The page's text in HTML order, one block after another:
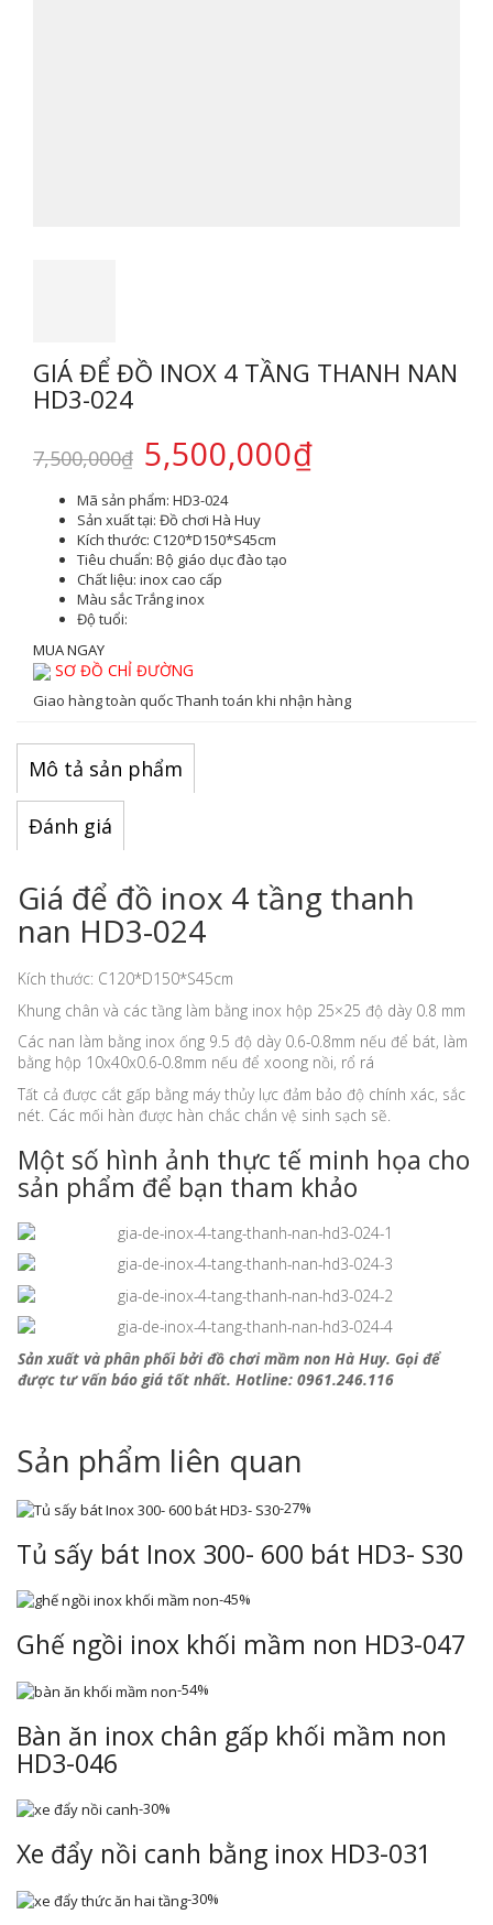
GIÁ ĐỂ ĐỒ INOX 4 TẦNG THANH NAN
HD3-024
7,500,000₫ 5,500,000₫
Mã sản phẩm: HD3-024
Sản xuất tại: Đồ chơi Hà Huy
Kích thước: C120*D150*S45cm
Tiêu chuẩn: Bộ giáo dục đào tạo
Chất liệu: inox cao cấp
Màu sắcTrắng inox
Độ tuổi:
MUA NGAY
SƠ ĐỒ CHỈ ĐƯỜNG
Giao hàng toàn quốcThanh toán khi nhận hàng
Mô tả sản phẩm
Đánh giá
Giá để đồ inox 4 tầng thanh
nan HD3-024
Kích thước: C120*D150*S45cm
Khung chân và các tầng làm bằng inox hộp 25×25 độ dày 0.8 mm
Các nan làm bằng inox ống 9.5 độ dày 0.6-0.8mm nếu để bát, làm
bằng hộp 10x40x0.6-0.8mm nếu để xoong nồi, rổ rá
Tất cả được cắt gấp bằng máy thủy lực đảm bảo độ chính xác, sắc
nét. Các mối hàn được hàn chắc chắn vệ sinh sạch sẽ.
Một số hình ảnh thực tế minh họa cho
sản phẩm để bạn tham khảo
Sản xuất và phân phối bởi đồ chơi mầm non Hà Huy. Gọi để
được tư vấn báo giá tốt nhất. Hotline: 0961.246.116
Sản phẩm liên quan
-27%
Tủ sấy bát Inox 300- 600 bát HD3- S30
-45%
Ghế ngồi inox khối mầm non HD3-047
-54%
Bàn ăn inox chân gấp khối mầm non
HD3-046
-30%
Xe đẩy nồi canh bằng inox HD3-031
-30%